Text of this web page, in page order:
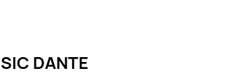
DANTE